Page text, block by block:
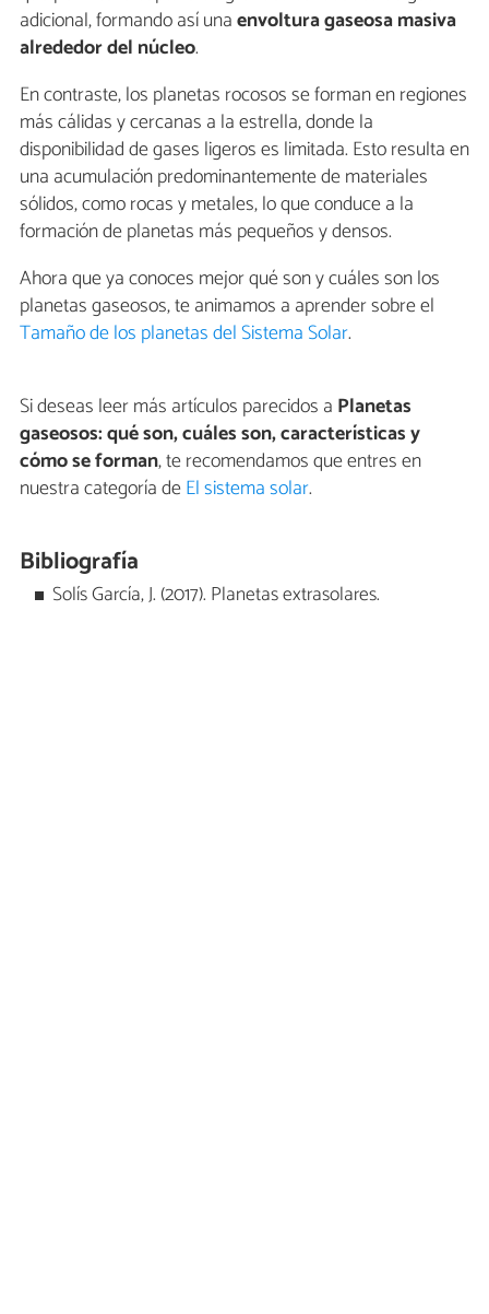
adicional, formando así unaenvoltura gaseosa masiva
alrededor del núcleo.
En contraste, los planetas rocosos se forman en regiones
más cálidas y cercanas a la estrella, donde la
disponibilidad de gases ligeros es limitada. Esto resulta en
una acumulación predominantemente de materiales
sólidos, como rocas y metales, lo que conduce a la
formación de planetas más pequeños y densos.
Ahora que ya conoces mejor qué son y cuáles son los
planetas gaseosos, te animamos a aprender sobre el
Tamaño de los planetas del Sistema Solar.
Si deseas leer más artículos parecidos a Planetas
gaseosos: qué son, cuáles son, características y
cómo se forman, te recomendamos que entres en
nuestra categoría deEl sistema solar.
Bibliografía
Solís García, J. (2017). Planetas extrasolares.